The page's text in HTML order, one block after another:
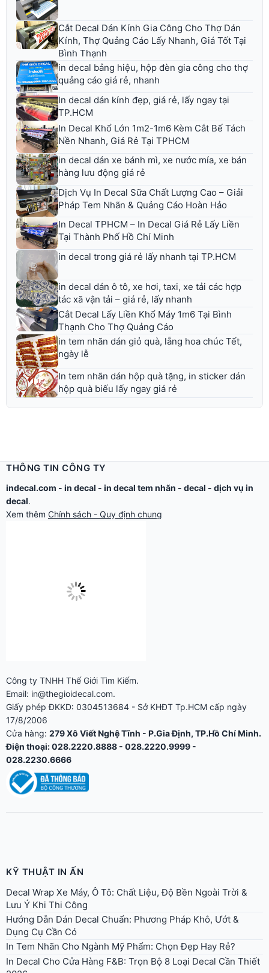
Cắt Decal Dán Kính Gia Công Cho Thợ Dán
Kính, Thợ Quảng Cáo Lấy Nhanh, Giá Tốt Tại
Bình Thạnh
in decal bảng hiệu, hộp đèn gia công cho thợ
quảng cáo giá rẻ, nhanh
In decal dán kính đẹp, giá rẻ, lấy ngay tại
TP.HCM
In Decal Khổ Lớn 1m2-1m6 Kèm Cắt Bế Tách
Nền Nhanh, Giá Rẻ Tại TPHCM
in decal dán xe bánh mì, xe nước mía, xe bán
hàng lưu động giá rẻ
Dịch Vụ In Decal Sữa Chất Lượng Cao – Giải
Pháp Tem Nhãn & Quảng Cáo Hoàn Hảo
In Decal TPHCM – In Decal Giá Rẻ Lấy Liền
Tại Thành Phố Hồ Chí Minh
in decal trong giá rẻ lấy nhanh tại TP.HCM
in decal dán ô tô, xe hơi, taxi, xe tải các hợp
tác xã vận tải – giá rẻ, lấy nhanh
Cắt Decal Lấy Liền Khổ Máy 1m6 Tại Bình
Thạnh Cho Thợ Quảng Cáo
in tem nhãn dán giỏ quà, lẵng hoa chúc Tết,
ngày lễ
In tem nhãn dán hộp quà tặng, in sticker dán
hộp quà biếu lấy ngay giá rẻ
Cửa hàng:279 Xô Viết Nghệ Tĩnh - P.Gia Định, TP.Hồ Chí Minh.
Điện thoại: 028.2220.8888 - 028.2220.9999 -
028.2230.6666
Hướng Dẫn Dán Decal Chuẩn: Phương Pháp Khô, Ướt &
In Tem Nhãn Cho Ngành Mỹ Phẩm: Chọn Đẹp Hay Rẻ?
In Decal Cho Cửa Hàng F&B: Trọn Bộ 8 Loại Decal Cần Thiết
2026
In Offset Vs In Kỹ Thuật Số: Ưu Nhược Điểm Và Khi Nào Nên
Dùng?
In Decal Phản Quang Dán Xe Tải, Biển Báo: Chọn 3M 610